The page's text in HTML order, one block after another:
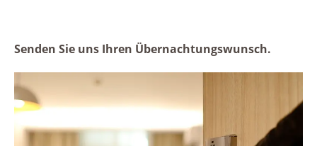
Senden Sie uns Ihren Übernachtungswunsch.